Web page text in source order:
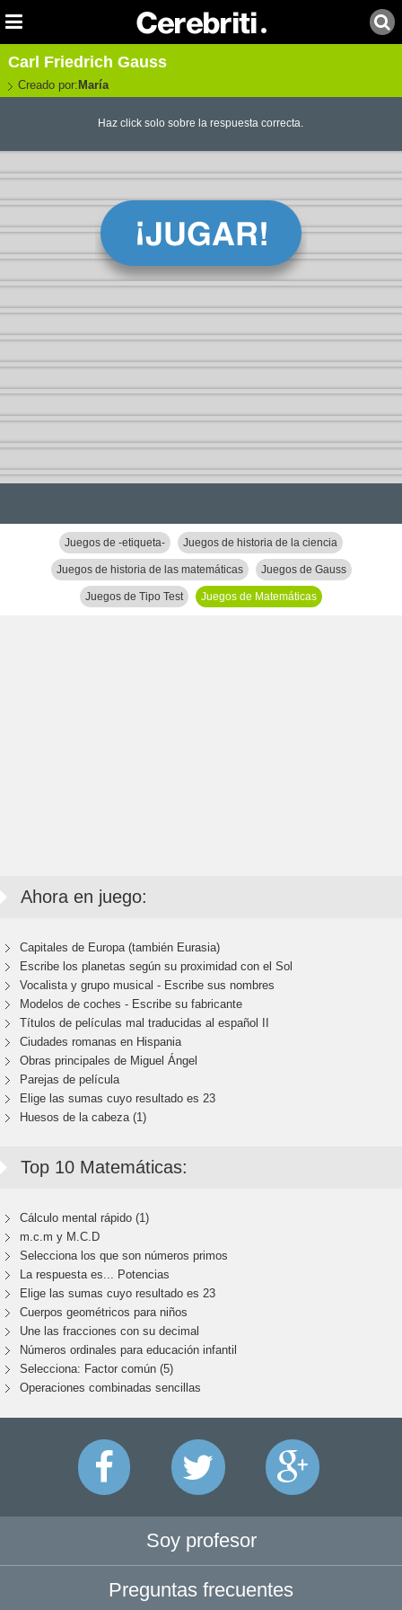
Carl Friedrich Gauss
Creado por: María
Haz click solo sobre la respuesta correcta.
Juegos de -etiqueta- Juegos de historia de la ciencia
Juegos de historia de las matemáticas Juegos de Gauss
Juegos de Tipo Test Juegos de Matemáticas
Ahora en juego:
Capitales de Europa (también Eurasia)
Escribe los planetas según su proximidad con el Sol
Vocalista y grupo musical - Escribe sus nombres
Modelos de coches - Escribe su fabricante
Títulos de películas mal traducidas al español II
Ciudades romanas en Hispania
Obras principales de Miguel Ángel
Parejas de película
Elige las sumas cuyo resultado es 23
Huesos de la cabeza (1)
Top 10 Matemáticas:
Cálculo mental rápido (1)
m.c.m y M.C.D
Selecciona los que son números primos
La respuesta es... Potencias
Elige las sumas cuyo resultado es 23
Cuerpos geométricos para niños
Une las fracciones con su decimal
Números ordinales para educación infantil
Selecciona: Factor común (5)
Operaciones combinadas sencillas
Soy profesor
Preguntas frecuentes